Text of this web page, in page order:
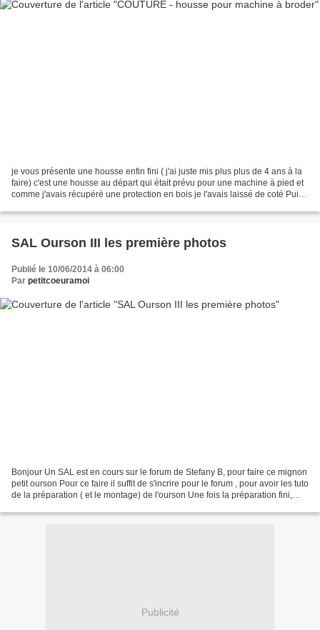
je vous présente une housse enfin fini ( j'ai juste mis plus plus de 4 ans à la
faire) c'est une housse au départ qui était prévu pour une machine à pied et
comme j'avais récupéré une protection en bois je l'avais laissé de coté Puis
SAL Ourson III les première photos
Publié le 10/06/2014 à 06:00
Par petitcoeuramoi
Bonjour Un SAL est en cours sur le forum de Stefany B, pour faire ce mignon
petit ourson Pour ce faire il suffit de s'incrire pour le forum , pour avoir les tuto
de la préparation ( et le montage) de l'ourson Une fois la préparation fini,
Publicité